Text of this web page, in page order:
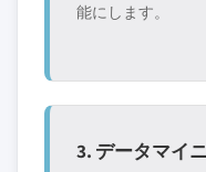
能にします。
3. データマイ